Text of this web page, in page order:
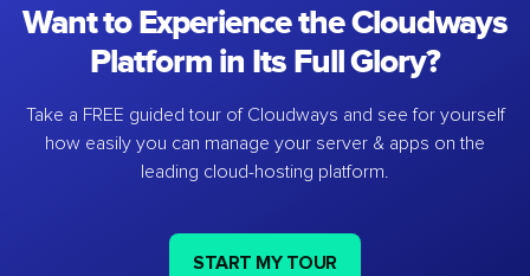
Want to Experience the Cloudways
Platform in Its Full Glory?
Take a FREE guided tour of Cloudways and see for yourself
how easily you can manage your server & apps on the
leading cloud-hosting platform.
START MY TOUR